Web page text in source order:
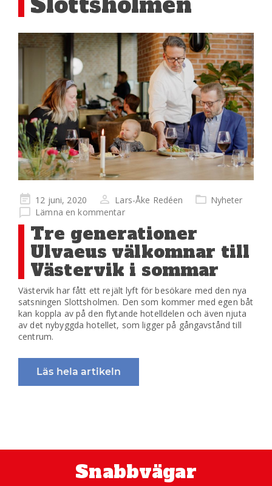
Publicerad
på
12 juni, 2020 Lars-Åke Redéen
Nyheter
Lämna en kommentar
Tre generationer
Ulvaeus välkomnar till
Västervik i sommar
Västervik har fått ett rejält lyft för besökare med den nya
satsningen Slottsholmen. Den som kommer med egen båt
kan koppla av på den flytande hotelldelen och även njuta
av det nybyggda hotellet, som ligger på gångavstånd till
centrum.
Läs hela artikeln
Snabbvägar